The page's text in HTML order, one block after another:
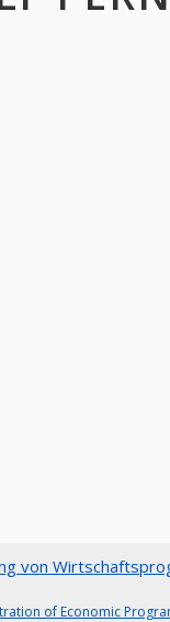
von
of Economic